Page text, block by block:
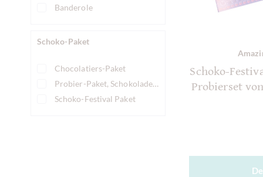
Banderole
Schoko-Paket
Chocolatiers-Paket
Probier-Paket, Schokoladen Probierpaket
Schoko-Festival Paket
Schoko-
Probierset